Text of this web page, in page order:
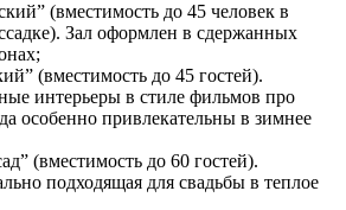
(вместимость до 45 человек в
Зал оформлен в сдержанных
(вместимость до 45 гостей).
интерьеры в стиле фильмов про
особенно привлекательны в зимнее
(вместимость до 60 гостей).
подходящая для свадьбы в теплое